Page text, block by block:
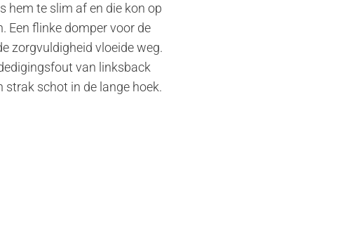
hem te slim af en die kon op
Een flinke domper voor de
zorgvuldigheid vloeide weg.
van linksback
schot in de lange hoek.